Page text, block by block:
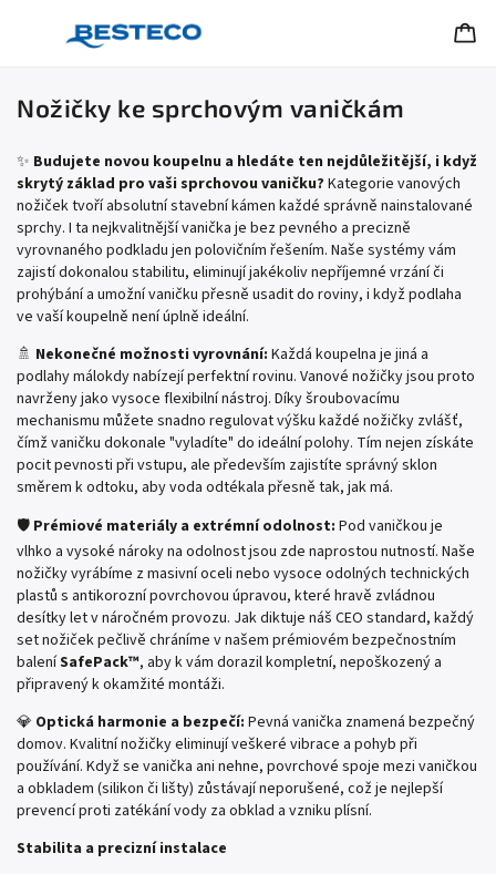
Nožičky ke sprchovým vaničkám
✨ Budujete novou koupelnu a hledáte ten nejdůležitější, i když
skrytý základ pro vaši sprchovou vaničku? Kategorie vanových
nožiček tvoří absolutní stavební kámen každé správně nainstalované
sprchy. I ta nejkvalitnější vanička je bez pevného a precizně
vyrovnaného podkladu jen polovičním řešením. Naše systémy vám
zajistí dokonalou stabilitu, eliminují jakékoliv nepříjemné vrzání či
prohýbání a umožní vaničku přesně usadit do roviny, i když podlaha
ve vaší koupelně není úplně ideální.
🚿 Nekonečné možnosti vyrovnání: Každá koupelna je jiná a
podlahy málokdy nabízejí perfektní rovinu. Vanové nožičky jsou proto
navrženy jako vysoce flexibilní nástroj. Díky šroubovacímu
mechanismu můžete snadno regulovat výšku každé nožičky zvlášť,
čímž vaničku dokonale "vyladíte" do ideální polohy. Tím nejen získáte
pocit pevnosti při vstupu, ale především zajistíte správný sklon
směrem k odtoku, aby voda odtékala přesně tak, jak má.
🛡️ Prémiové materiály a extrémní odolnost: Pod vaničkou je
vlhko a vysoké nároky na odolnost jsou zde naprostou nutností. Naše
nožičky vyrábíme z masivní oceli nebo vysoce odolných technických
plastů s antikorozní povrchovou úpravou, které hravě zvládnou
desítky let v náročném provozu. Jak diktuje náš CEO standard, každý
set nožiček pečlivě chráníme v našem prémiovém bezpečnostním
baleníSafePack™, aby k vám dorazil kompletní, nepoškozený a
připravený k okamžité montáži.
💎 Optická harmonie a bezpečí: Pevná vanička znamená bezpečný
domov. Kvalitní nožičky eliminují veškeré vibrace a pohyb při
používání. Když se vanička ani nehne, povrchové spoje mezi vaničkou
a obkladem (silikon či lišty) zůstávají neporušené, což je nejlepší
prevencí proti zatékání vody za obklad a vzniku plísní.
Stabilita a precizní instalace